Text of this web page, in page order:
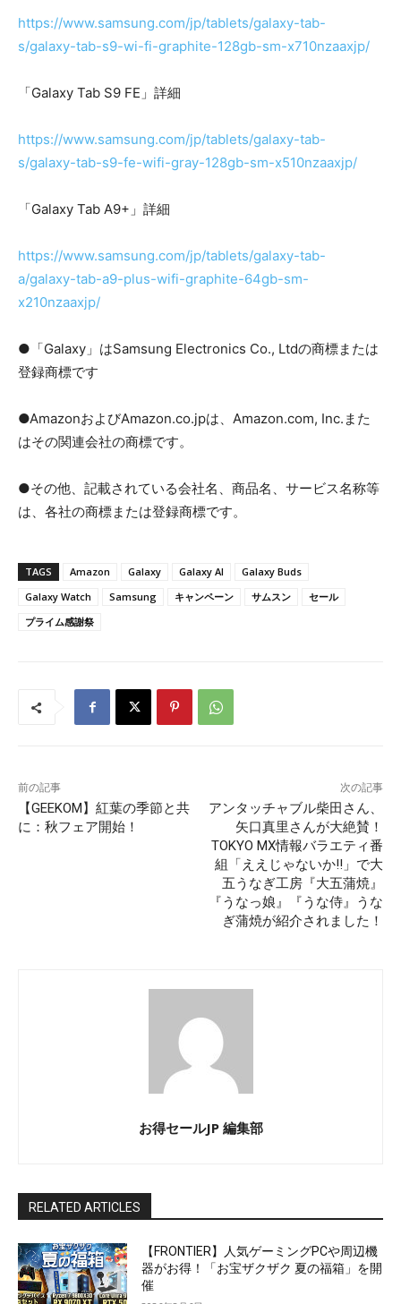
https://www.samsung.com/jp/tablets/galaxy-tab-
s/galaxy-tab-s9-wi-fi-graphite-128gb-sm-x710nzaaxjp/
「Galaxy Tab S9 FE」詳細
https://www.samsung.com/jp/tablets/galaxy-tab-
s/galaxy-tab-s9-fe-wifi-gray-128gb-sm-x510nzaaxjp/
「Galaxy Tab A9+」詳細
https://www.samsung.com/jp/tablets/galaxy-tab-
a/galaxy-tab-a9-plus-wifi-graphite-64gb-sm-
x210nzaaxjp/
●「Galaxy」はSamsung Electronics Co., Ltdの商標または
登録商標です
●AmazonおよびAmazon.co.jpは、Amazon.com, Inc.また
はその関連会社の商標です。
●その他、記載されている会社名、商品名、サービス名称等
は、各社の商標または登録商標です。
TAGS Amazon Galaxy Galaxy AI
Galaxy Buds
Galaxy Watch
Samsung キャンペーン サムスン
セール
プライム感謝祭
前の記事
【GEEKOM】紅葉の季節と共
に：秋フェア開始！
次の記事
アンタッチャブル柴田さん、
矢口真里さんが大絶賛！
TOKYO MX情報バラエティ番
組「ええじゃないか!!」で大
五うなぎ工房『大五蒲焼』
『うなっ娘』『うな侍』うな
ぎ蒲焼が紹介されました！
お得セールJP 編集部
RELATED ARTICLES
【FRONTIER】人気ゲーミングPCや周辺機
器がお得！「お宝ザクザク 夏の福箱」を開
催